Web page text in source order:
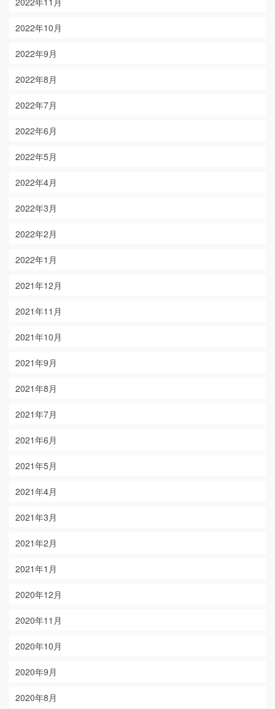
2022年10月
2022年9月
2022年8月
2022年7月
2022年6月
2022年5月
2022年4月
2022年3月
2022年2月
2022年1月
2021年12月
2021年11月
2021年10月
2021年9月
2021年8月
2021年7月
2021年6月
2021年5月
2021年4月
2021年3月
2021年2月
2021年1月
2020年12月
2020年11月
2020年10月
2020年9月
2020年8月